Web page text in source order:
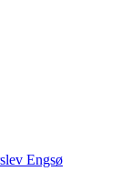
Engsø